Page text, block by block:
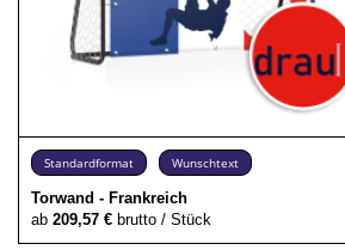
Standardformat Wunschtext
Torwand - Frankreich
ab 209,57 € brutto / Stück